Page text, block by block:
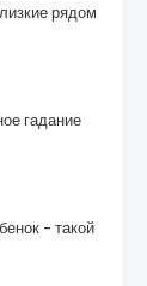
рядом
гадание
- такой